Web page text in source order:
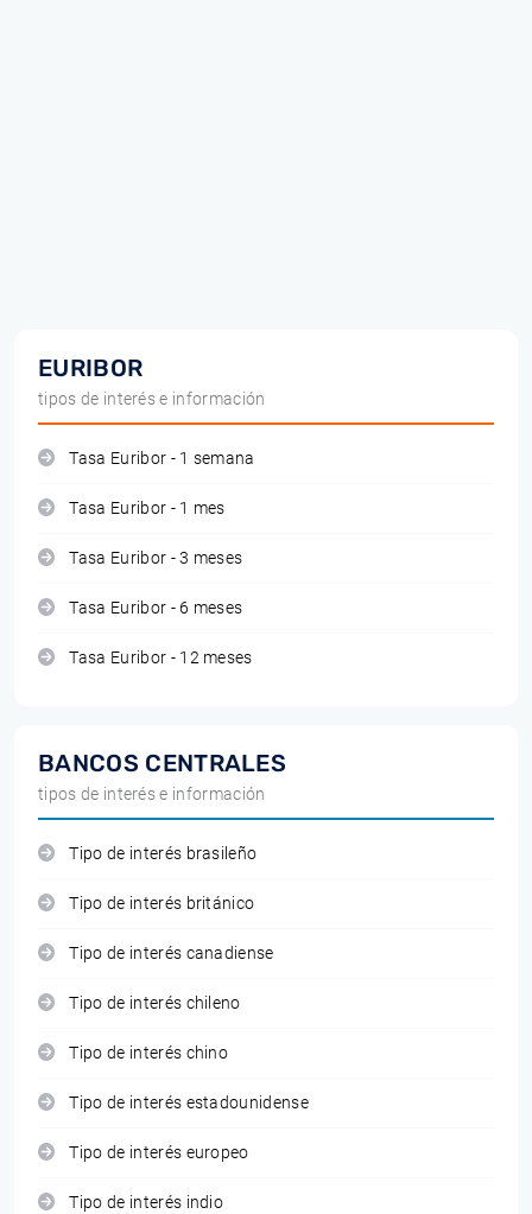
EURIBOR
tipos de interés e información
Tasa Euribor - 1 semana
Tasa Euribor - 1 mes
Tasa Euribor - 3 meses
Tasa Euribor - 6 meses
Tasa Euribor - 12 meses
BANCOS CENTRALES
tipos de interés e información
Tipo de interés brasileño
Tipo de interés británico
Tipo de interés canadiense
Tipo de interés chileno
Tipo de interés chino
Tipo de interés estadounidense
Tipo de interés europeo
Tipo de interés indio